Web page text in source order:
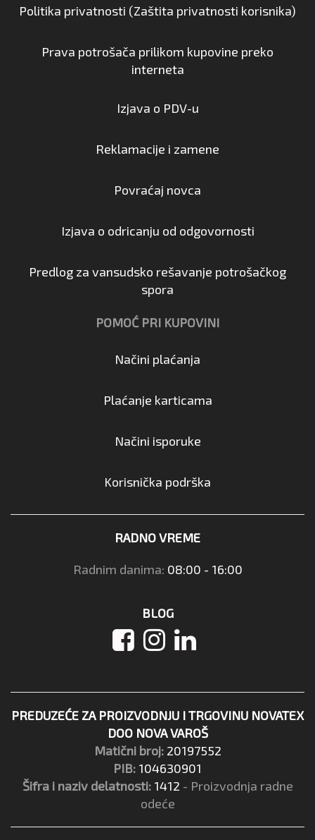
Politika privatnosti (Zaštita privatnosti korisnika)
Prava potrošača prilikom kupovine preko
interneta
Izjava o PDV-u
Reklamacije i zamene
Povraćaj novca
Izjava o odricanju od odgovornosti
Predlog za vansudsko rešavanje potrošačkog
spora
POMOĆ PRI KUPOVINI
Načini plaćanja
Plaćanje karticama
Načini isporuke
Korisnička podrška
RADNO VREME
Radnim danima: 08:00 - 16:00
BLOG
PREDUZEĆE ZA PROIZVODNJU I TRGOVINU NOVATEX
DOO NOVA VAROŠ
Matični broj: 20197552
PIB: 104630901
Šifra i naziv delatnosti: 1412 - Proizvodnja radne
odeće